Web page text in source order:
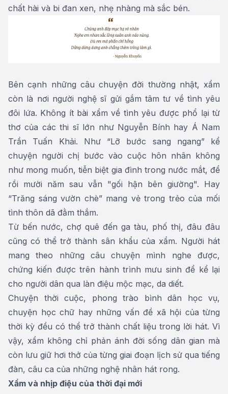
chất hài và bi đan xen, nhẹ nhàng mà sắc bén.
Bên cạnh những câu chuyện đời thường nhật, xẩm
còn là nơi người nghệ sĩ gửi gắm tâm tư về tình yêu
đôi lứa. Không ít bài xẩm về tình yêu được phổ lại từ
thơ của các thi sĩ lớn như Nguyễn Bính hay Á Nam
Trần Tuấn Khải. Như “Lỡ bước sang ngang” kể
chuyện người chị bước vào cuộc hôn nhân không
như mong muốn, tiễn biệt gia đình trong nước mắt, để
rồi mười năm sau vẫn "gối hận bên giường". Hay
“Trăng sáng vườn chè” mang vẻ trong trẻo của mối
tình thôn dã đằm thắm.
Từ bến nước, chợ quê đến ga tàu, phố thị, đâu đâu
cũng có thể trở thành sân khẩu của xẩm. Người hát
mang theo những câu chuyện mình nghe được,
chứng kiến được trên hành trình mưu sinh để kể lại
cho người dân qua làn điệu mộc mạc, da diết.
Chuyện thời cuộc, phong trào bình dân học vụ,
chuyện học chữ hay những vấn đề xã hội của từng
thời kỳ đều có thể trở thành chất liệu trong lời hát. Vì
vậy, xẩm không chỉ phản ánh đời sống dân gian mà
còn lưu giữ hơi thở của từng giai đoạn lịch sử qua tiếng
đàn, câu ca của những nghệ nhân hát rong.
Xẩm và nhịp điệu của thời đại mới